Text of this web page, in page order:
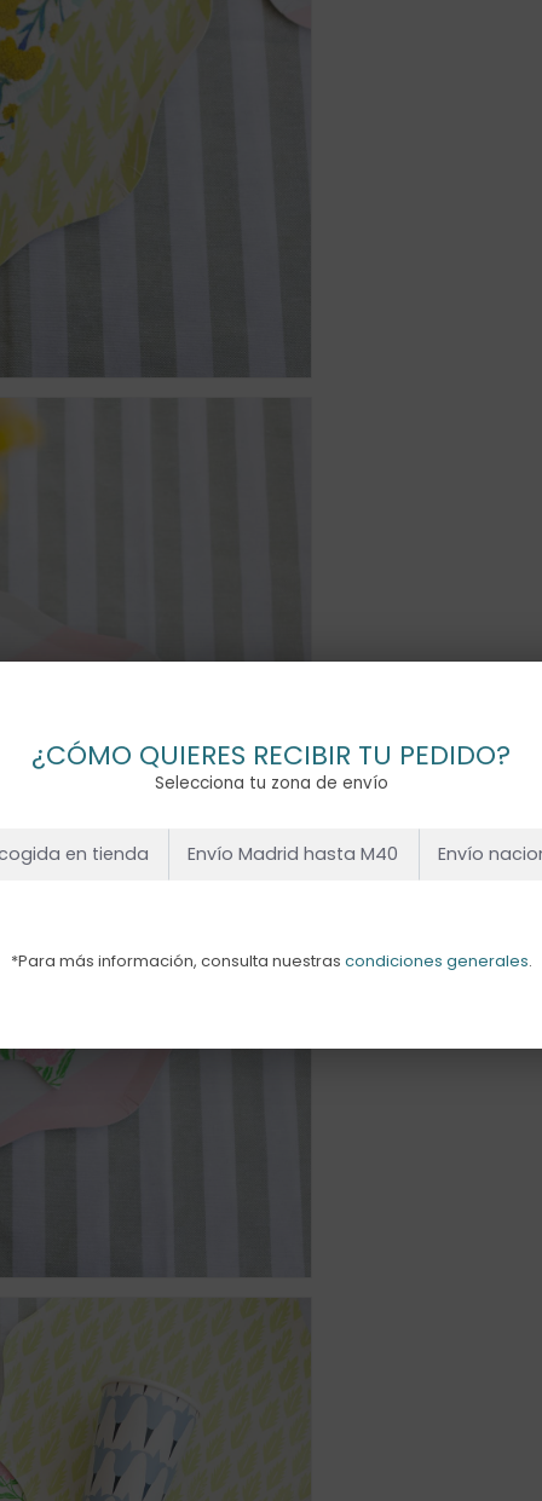
¿CÓMO QUIERES RECIBIR TU PEDIDO?
Selecciona tu zona de envío
en tienda Envío Madrid hasta M40 Envío
*Para más información, consulta nuestras condiciones generales.